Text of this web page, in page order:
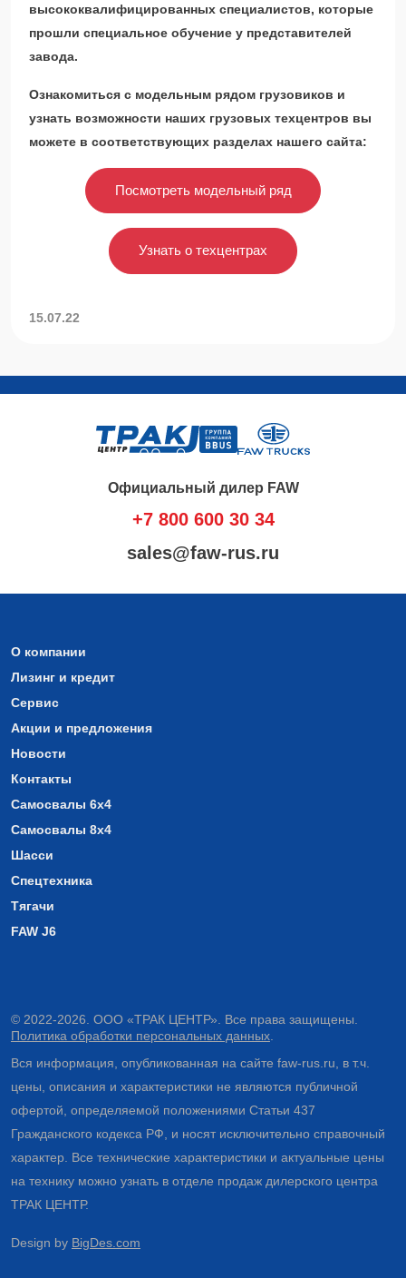
высококвалифицированных специалистов, которые
прошли специальное обучение у представителей
завода.
Ознакомиться с модельным рядом грузовиков и
узнать возможности наших грузовых техцентров вы
можете в соответствующих разделах нашего сайта:
Посмотреть модельный ряд
Узнать о техцентрах
15.07.22
Официальный дилер FAW
+7 800 600 30 34
sales@faw-rus.ru
О компании
Лизинг и кредит
Сервис
Акции и предложения
Новости
Контакты
Самосвалы 6х4
Самосвалы 8х4
Шасси
Спецтехника
Тягачи
FAW J6
© 2022-2026. ООО «ТРАК ЦЕНТР». Все права защищены.
Политика обработки персональных данных.
Вся информация, опубликованная на сайте faw-rus.ru, в т.ч.
цены, описания и характеристики не являются публичной
офертой, определяемой положениями Статьи 437
Гражданского кодекса РФ, и носят исключительно справочный
характер. Все технические характеристики и актуальные цены
на технику можно узнать в отделе продаж дилерского центра
ТРАК ЦЕНТР.
Design by BigDes.com